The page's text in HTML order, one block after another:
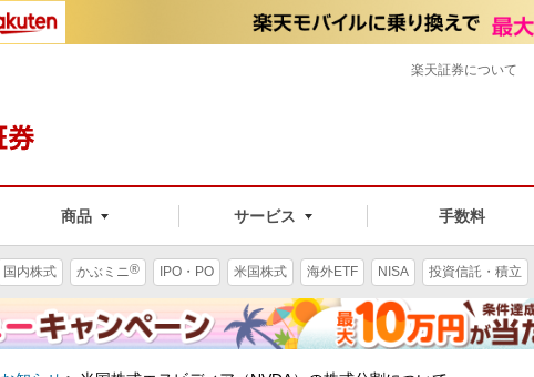
商品 サービス 手数料
楽天証券について
国内株式 かぶミニ® IPO・PO 米国株式 海外ETF NISA 投資信託・積立